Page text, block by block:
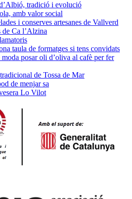
tradició i evolució
amb valor social
i conserves artesanes de Vallverd
de Ca l’Alzina
taula de formatges si tens convidats
moda posar oli d’oliva al cafè per fer
de Tossa de Mar
de menjar sa
Lo Vilot